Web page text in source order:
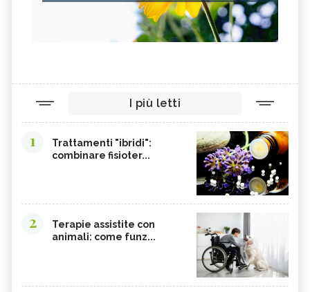
I più letti
1
Trattamenti "ibridi":
combinare fisioter...
2
Terapie assistite con
animali: come funz...